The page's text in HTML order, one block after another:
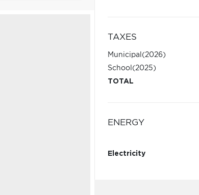
TAXES
Municipal (2026)
School (2025)
TOTAL
ENERGY
Electricity